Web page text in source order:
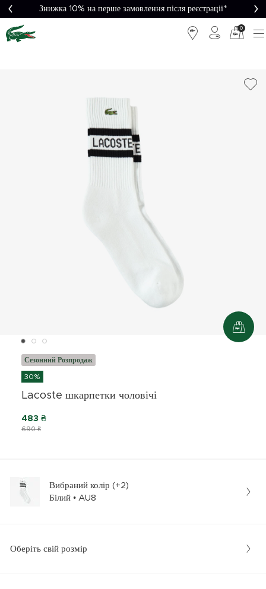
Знижка 10% на перше замовлення після реєстрації*
0
Сезонний Розпродаж
30%
Lacoste шкарпетки чоловічі
690 ₴
483 ₴
Вибраний колір (+2)
Білий • AU8
Оберіть свій розмір
повернення